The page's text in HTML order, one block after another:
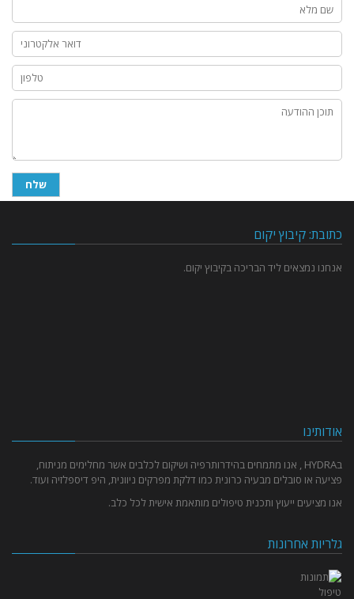
כתובת: קיבוץ יקום
אנחנו נמצאים ליד הבריכה בקיבוץ יקום.
אודותינו
בHYDRA , אנו מתמחים בהידרותרפיה ושיקום לכלבים אשר מחלימים מניתוח,
פציעה או סובלים מבעיה כרונית כמו דלקת מפרקים ניוונית, היפ דיספלזיה ועוד.
אנו מציעים ייעוץ ותכנית טיפולים מותאמת אישית לכל כלב.
גלריות אחרונות